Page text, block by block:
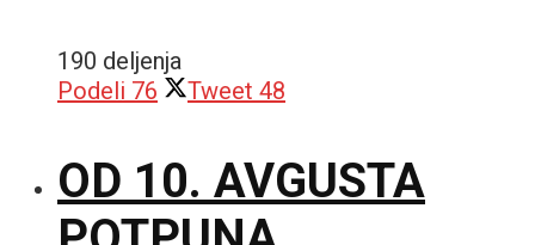
190 deljenja
Podeli 76 Tweet 48
OD 10. AVGUSTA